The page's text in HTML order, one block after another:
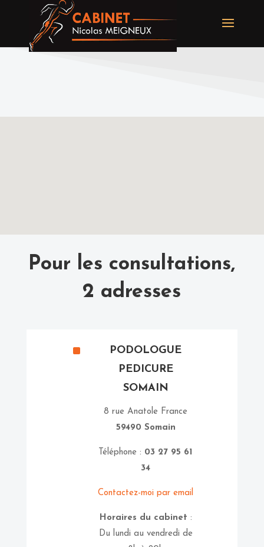
Pour les consultations,
2 adresses
^
PODOLOGUE
PEDICURE
SOMAIN
8 rue Anatole France
59490 Somain
Téléphone : 03 27 95 61
34
Contactez-moi par email
Horaires du cabinet :
Du lundi au vendredi de